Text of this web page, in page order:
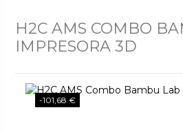
H2C AMS COMBO
IMPRESORA 3D
-101,68 €